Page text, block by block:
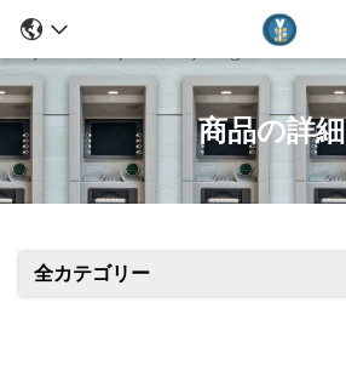
商品の詳細
全カテゴリー